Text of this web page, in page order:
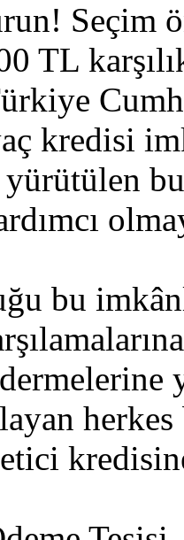
Seçim
TL
kredisi
bu